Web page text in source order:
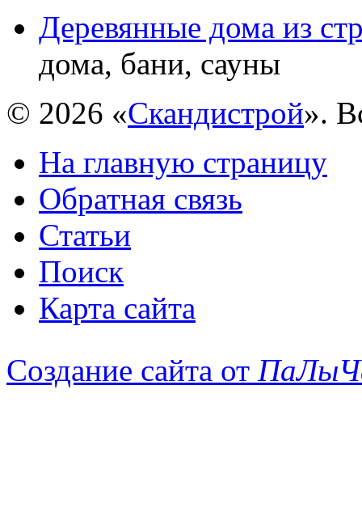
Деревянные дома из
дома, бани, сауны
© 2026 «Скандистрой».
На главную страницу
Обратная связь
Статьи
Поиск
Карта сайта
Создание сайта от